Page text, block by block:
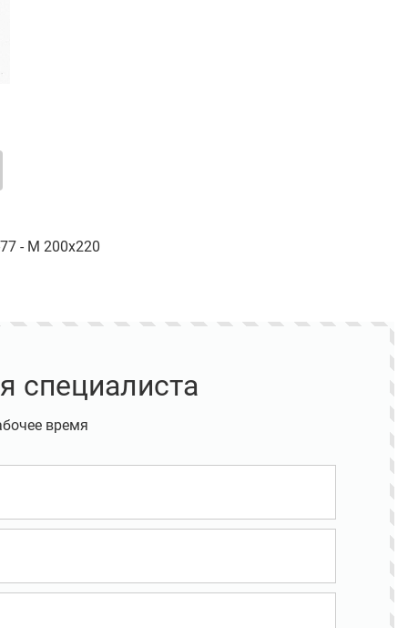
- М 200х220
специалиста
время